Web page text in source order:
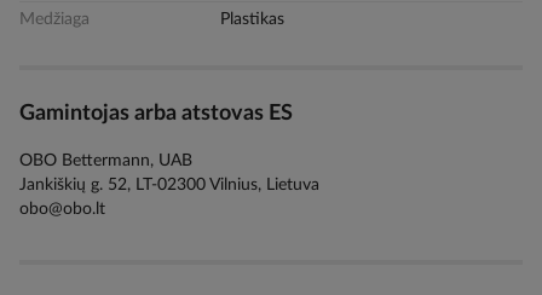
Medžiaga Plastikas
Gamintojas arba atstovas ES
OBO Bettermann, UAB
Jankiškių g. 52, LT-02300 Vilnius, Lietuva
obo@obo.lt